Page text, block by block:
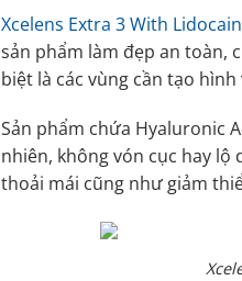
Xcelens Extra 3 With
sản phẩm làm đẹp an toàn,
biệt là các vùng cần tạo
Sản phẩm chứa Hyaluronic
nhiên, không vón cục hay
thoải mái cũng như giảm